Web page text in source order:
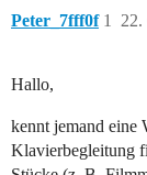
Peter_7fff0f 22.
1
Hallo,
kennt jemand eine
Klavierbegleitung